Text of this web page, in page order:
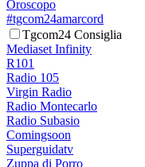
Oroscopo
#tgcom24amarcord
Tgcom24 Consiglia
Mediaset Infinity
R101
Radio 105
Virgin Radio
Radio Montecarlo
Radio Subasio
Comingsoon
Superguidatv
Zuppa di Porro